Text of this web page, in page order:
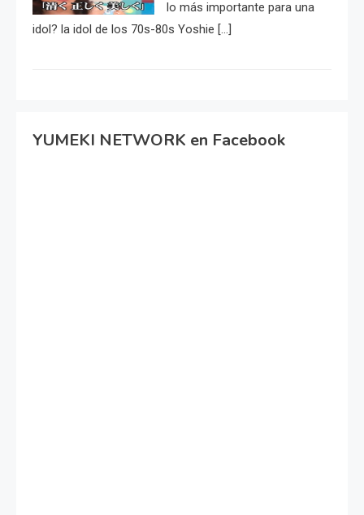
lo más importante para una
idol? la idol de los 70s-80s Yoshie […]
YUMEKI NETWORK en Facebook